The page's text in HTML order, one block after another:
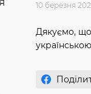
10 березня
Дякуємо,